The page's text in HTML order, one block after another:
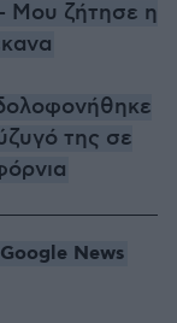
Μου ζήτησε η
της σε
News